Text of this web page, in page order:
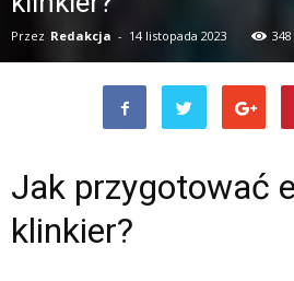
Przez Redakcja - 14 listopada 2023 348
Jak przygotować
klinkier?